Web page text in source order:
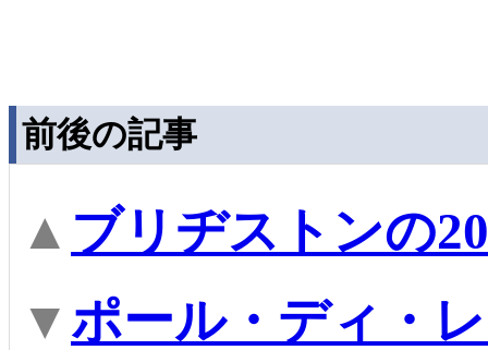
前後の記事
▲ ブリヂストンの
▼ ポール・ディ・